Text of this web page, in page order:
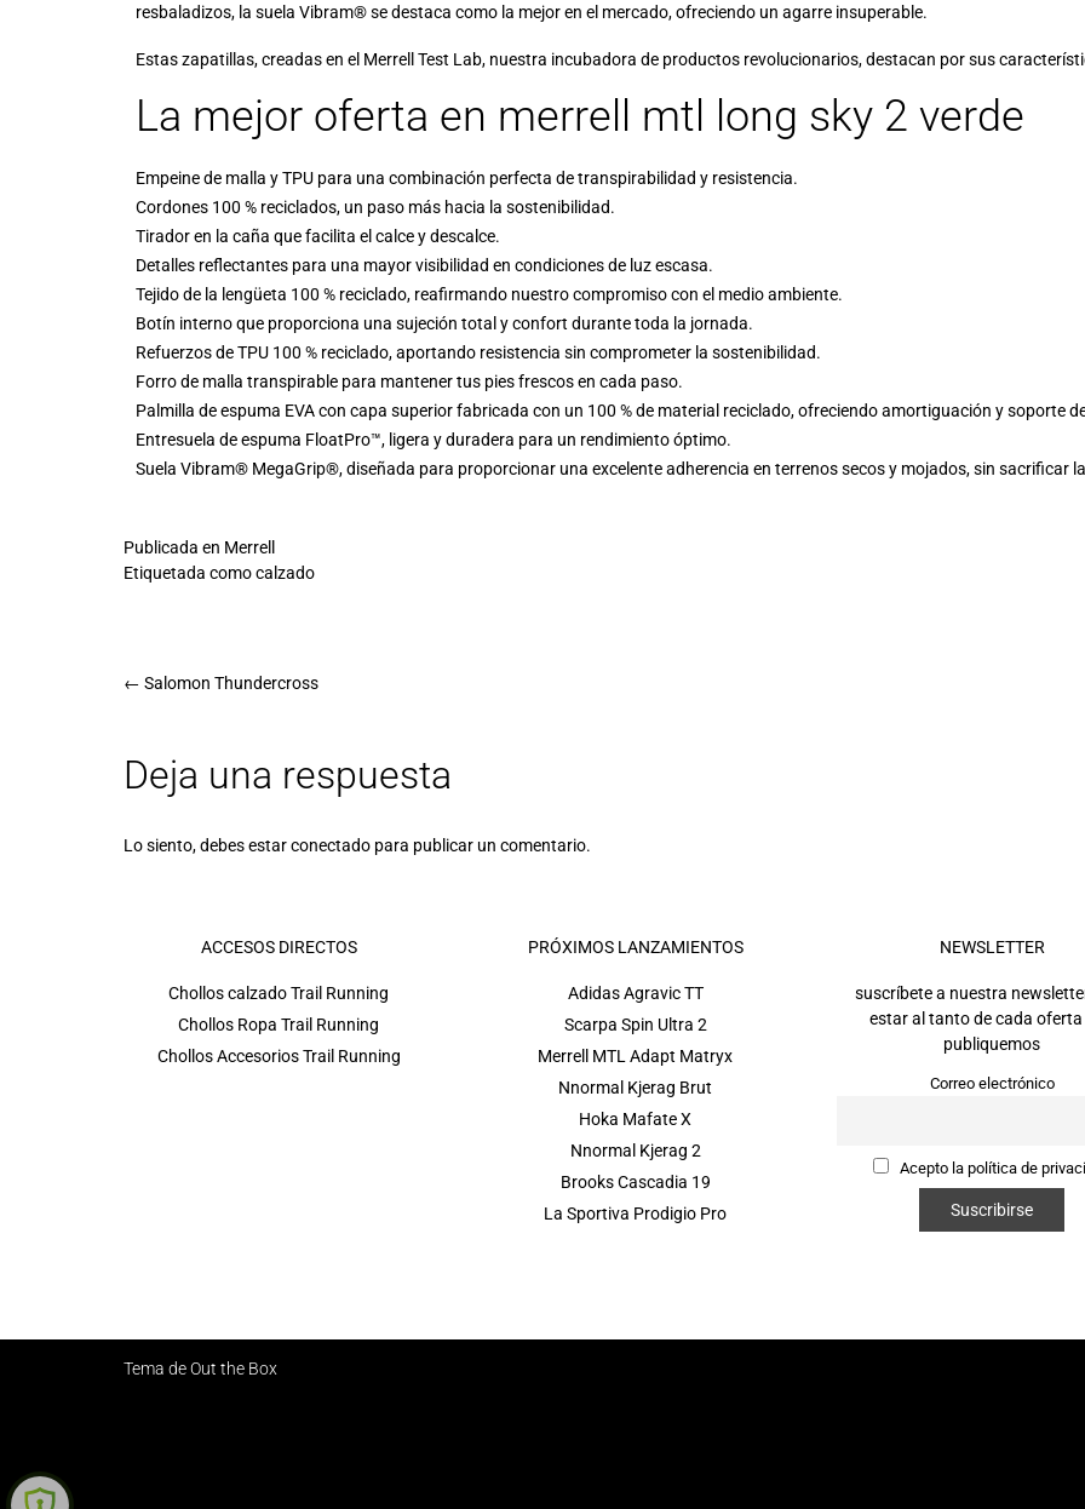
resbaladizos, la suela Vibram® se destaca como la mejor en el mercado, ofreciendo un agarre insuperable.
Estas zapatillas, creadas en el Merrell Test Lab, nuestra incubadora de productos revolucionarios, destacan por sus
La mejor oferta en merrell mtl long sky 2 verde
Empeine de malla y TPU para una combinación perfecta de transpirabilidad y resistencia.
Cordones 100 % reciclados, un paso más hacia la sostenibilidad.
Tirador en la caña que facilita el calce y descalce.
Detalles reflectantes para una mayor visibilidad en condiciones de luz escasa.
Tejido de la lengüeta 100 % reciclado, reafirmando nuestro compromiso con el medio ambiente.
Botín interno que proporciona una sujeción total y confort durante toda la jornada.
Refuerzos de TPU 100 % reciclado, aportando resistencia sin comprometer la sostenibilidad.
Forro de malla transpirable para mantener tus pies frescos en cada paso.
Palmilla de espuma EVA con capa superior fabricada con un 100 % de material reciclado, ofreciendo amortiguación y soporte
Entresuela de espuma FloatPro™, ligera y duradera para un rendimiento óptimo.
Suela Vibram® MegaGrip®, diseñada para proporcionar una excelente adherencia en terrenos secos y mojados, sin sacrificar
Publicada en Merrell
Etiquetada comocalzado
← Salomon Thundercross
Deja una respuesta
Lo siento, debes estarconectado para publicar un comentario.
ACCESOS DIRECTOS
Chollos calzado Trail Running
Chollos Ropa Trail Running
Chollos Accesorios Trail Running
PRÓXIMOS LANZAMIENTOS
Adidas Agravic TT
Scarpa Spin Ultra 2
Merrell MTL Adapt Matryx
Nnormal Kjerag Brut
Hoka Mafate X
Nnormal Kjerag 2
Brooks Cascadia 19
La Sportiva Prodigio Pro
NEWSLETTER
suscríbete a nuestra
estar al tanto de cada oferta
publiquemos
Correo electrónico
Acepto la política de
Tema deOut the Box